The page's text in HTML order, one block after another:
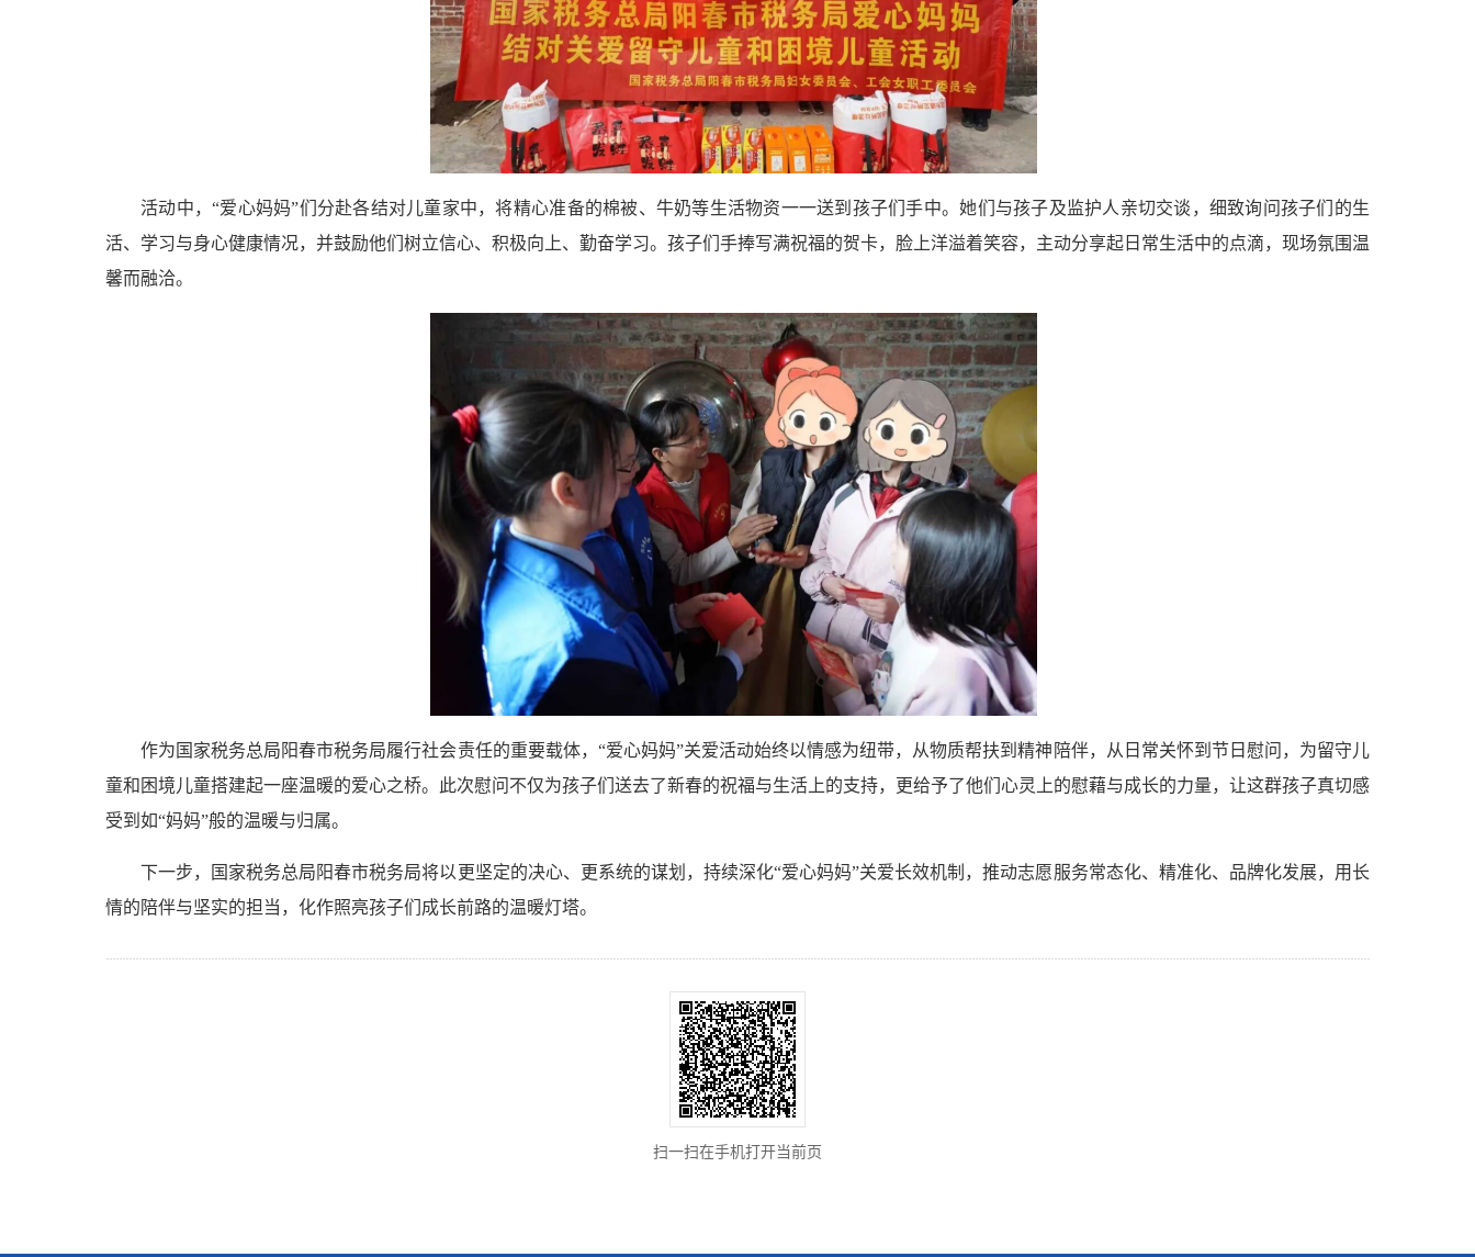
活动中，“爱心妈妈”们分赴各结对儿童家中，将精心准备的棉被、牛奶等生活物资一一送到孩子们手中。她们与孩子及监护人亲切交谈，细致询问孩子们的生
活、学习与身心健康情况，并鼓励他们树立信心、积极向上、勤奋学习。孩子们手捧写满祝福的贺卡，脸上洋溢着笑容，主动分享起日常生活中的点滴，现场氛围温
馨而融洽。
作为国家税务总局阳春市税务局履行社会责任的重要载体，“爱心妈妈”关爱活动始终以情感为纽带，从物质帮扶到精神陪伴，从日常关怀到节日慰问，为留守儿
童和困境儿童搭建起一座温暖的爱心之桥。此次慰问不仅为孩子们送去了新春的祝福与生活上的支持，更给予了他们心灵上的慰藉与成长的力量，让这群孩子真切感
受到如“妈妈”般的温暖与归属。
下一步，国家税务总局阳春市税务局将以更坚定的决心、更系统的谋划，持续深化“爱心妈妈”关爱长效机制，推动志愿服务常态化、精准化、品牌化发展，用长
情的陪伴与坚实的担当，化作照亮孩子们成长前路的温暖灯塔。
扫一扫在手机打开当前页